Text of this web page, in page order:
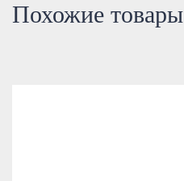
Похожие товары